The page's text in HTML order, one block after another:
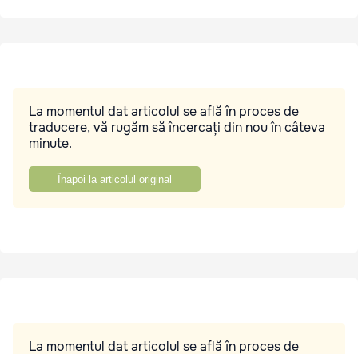
La momentul dat articolul se află în proces de
traducere, vă rugăm să încercați din nou în câteva
minute.
Înapoi la articolul original
La momentul dat articolul se află în proces de